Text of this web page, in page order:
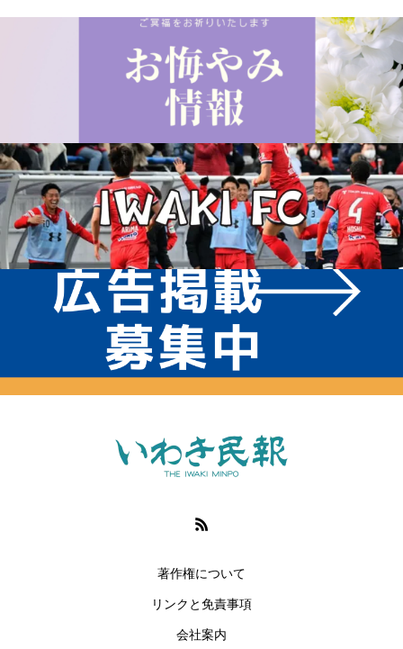
著作権について
リンクと免責事項
会社案内